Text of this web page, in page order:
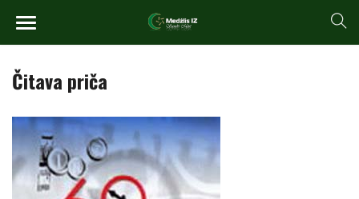
Čitava priča